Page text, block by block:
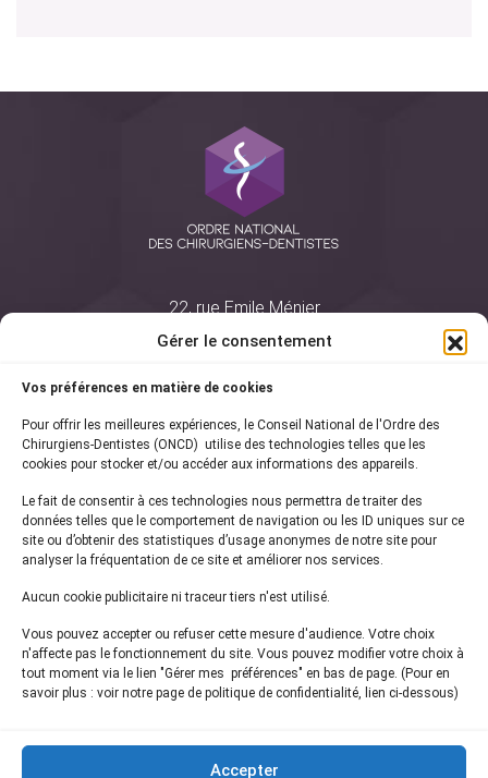
Gérer le consentement
Vos préférences en matière de cookies
Pour offrir les meilleures expériences, le Conseil National de l'Ordre des
Chirurgiens-Dentistes (ONCD) utilise des technologies telles que les
cookies pour stocker et/ou accéder aux informations des appareils.
Le fait de consentir à ces technologies nous permettra de traiter des
données telles que le comportement de navigation ou les ID uniques sur ce
site ou d’obtenir des statistiques d’usage anonymes de notre site pour
analyser la fréquentation de ce site et améliorer nos services.
Aucun cookie publicitaire ni traceur tiers n'est utilisé.
Vous pouvez accepter ou refuser cette mesure d'audience. Votre choix
n'affecte pas le fonctionnement du site. Vous pouvez modifier votre choix à
tout moment via le lien "Gérer mes préférences" en bas de page. (Pour en
savoir plus : voir notre page de politique de confidentialité, lien ci-dessous)
Accepter
22, rue Emile Ménier
75761 Paris Cedex 16
01 44 34 78 80
courrier@oncd.org
Actualités
Presse
Informations légales
Plan du site
Inscrivez-vous à notrenewsletter